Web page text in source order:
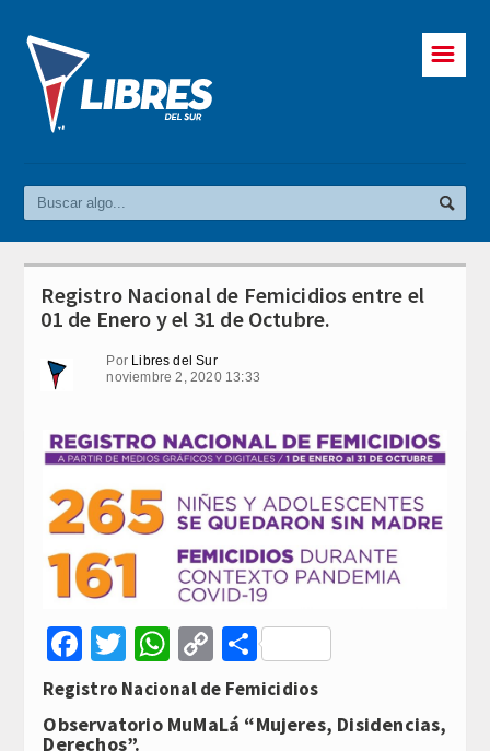
☰
Registro Nacional de Femicidios entre el
01 de Enero y el 31 de Octubre.
Por Libres del Sur
noviembre 2, 2020 13:33
Facebook
Twitter
WhatsApp
Copy
Link
Compartir
Registro Nacional de Femicidios
Observatorio MuMaLá “Mujeres, Disidencias,
Derechos”.